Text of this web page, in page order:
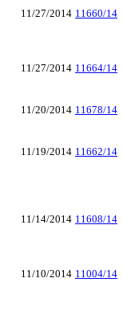
11/27/2014 11660/14
11/27/2014 11664/14
11/20/2014 11678/14
11/19/2014 11662/14
11/14/2014 11608/14
11/10/2014 11004/14